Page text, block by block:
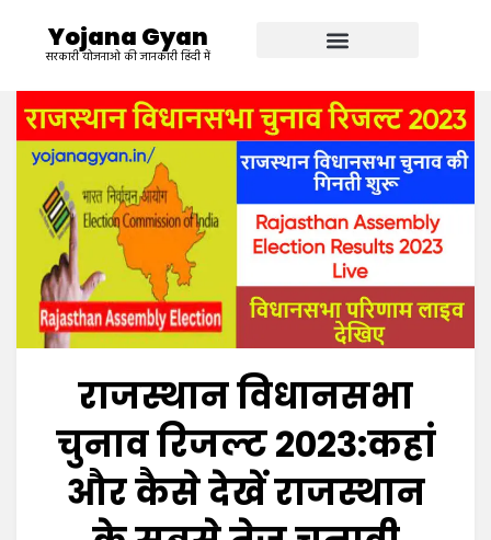
Yojana Gyan
सरकारी योजनाओ की जानकारी हिंदी में
राजस्थान विधानसभा
चुनाव रिजल्ट 2023:कहां
और कैसे देखें राजस्थान